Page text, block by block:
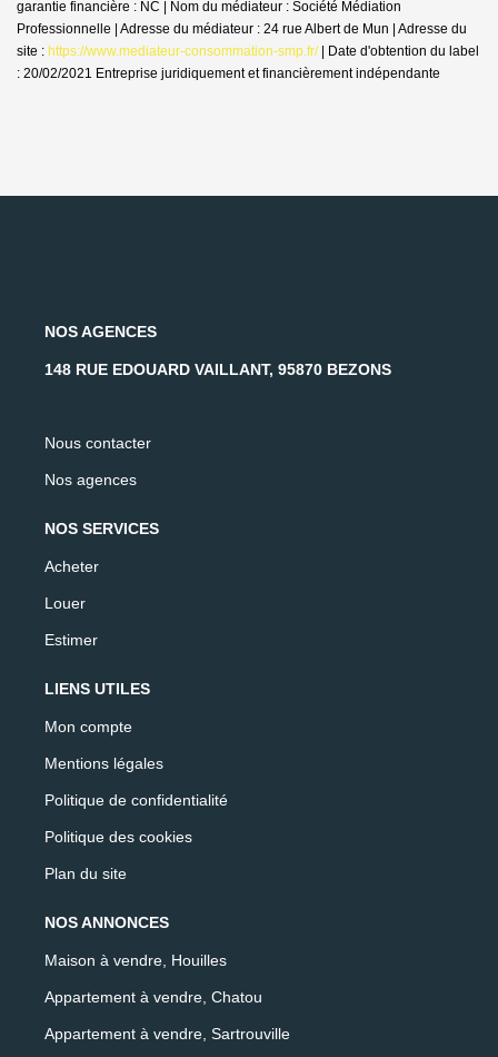
garantie financière : NC | Nom du médiateur : Société Médiation
Professionnelle | Adresse du médiateur : 24 rue Albert de Mun | Adresse du
site : https://www.mediateur-consommation-smp.fr/| Date d'obtention du label
: 20/02/2021 Entreprise juridiquement et financièrement indépendante
NOS AGENCES
148 RUE EDOUARD VAILLANT, 95870 BEZONS
Nous contacter
Nos agences
NOS SERVICES
Acheter
Louer
Estimer
LIENS UTILES
Mon compte
Mentions légales
Politique de confidentialité
Politique des cookies
Plan du site
NOS ANNONCES
Maison à vendre, Houilles
Appartement à vendre, Chatou
Appartement à vendre, Sartrouville